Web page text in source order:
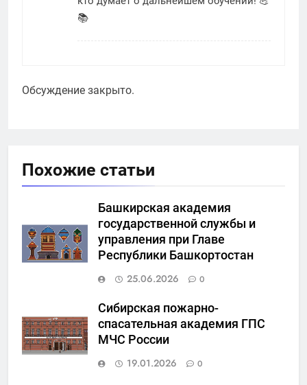
📚
Обсуждение закрыто.
Похожие статьи
Башкирская академия
государственной службы и
управления при Главе
Республики Башкортостан
25.06.2026
0
Сибирская пожарно-
спасательная академия ГПС
МЧС России
19.01.2026
0